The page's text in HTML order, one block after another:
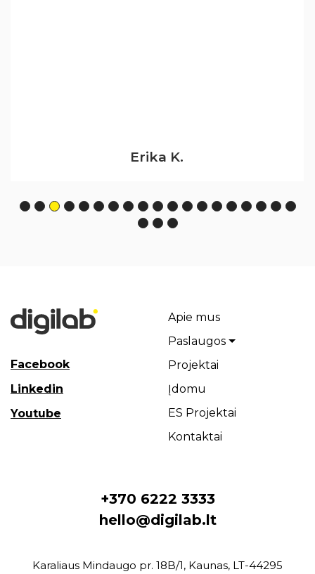
Erika K.
+370 6222 3333
hello@digilab.lt
Karaliaus Mindaugo pr. 18B/1, Kaunas, LT-44295
Facebook
Linkedin
Youtube
Apie mus
Paslaugos
Projektai
Įdomu
ES Projektai
Kontaktai